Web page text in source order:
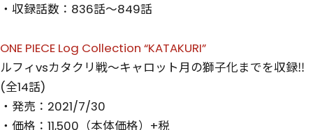
・収録話数：836話～849話
ONE PIECE Log Collection “KATAKURI”
ルフィvsカタクリ戦～キャロット月の獅子化までを収録‼
(全14話)
・発売：2021/7/30
・価格：11,500（本体価格）+税